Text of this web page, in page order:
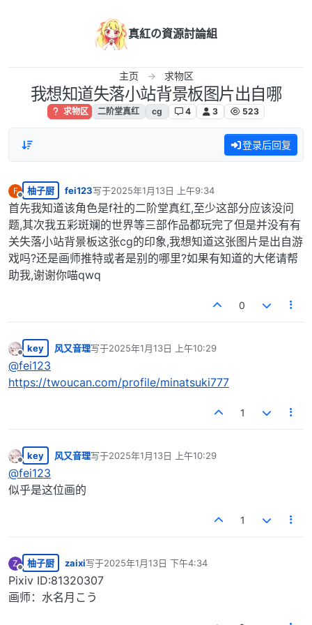
真紅の資源討論組
主页 求物区
我想知道失落小站背景板图片出自哪
求物区 二阶堂真红 cg 4 3 523
登录后回复
F
离线
柚子厨 fei123写于2025年1月13日 上午9:34
最后由 编辑
首先我知道该角色是f社的二阶堂真红,至少这部分应该没问
题,其次我五彩斑斓的世界等三部作品都玩完了但是并没有有
关失落小站背景板这张cg的印象,我想知道这张图片是出自游
戏吗?还是画师推特或者是别的哪里?如果有知道的大佬请帮
助我,谢谢你喵qwq
0
离线
key 风又音理写于2025年1月13日 上午10:29
最后由 编辑
@fei123
https://twoucan.com/profile/minatsuki777
1
离线
key 风又音理写于2025年1月13日 上午10:29
最后由 编辑
@fei123
似乎是这位画的
1
Z
离线
柚子厨 zaixi写于2025年1月13日 下午4:34
最后由 编辑
Pixiv ID:81320307
画师：水名月こう